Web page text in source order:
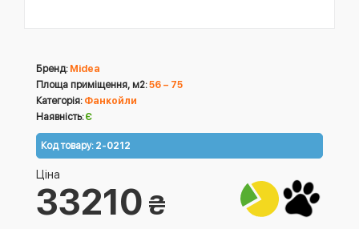
Бренд: Midea
Площа приміщення, м2:56 – 75
Категорія: Фанкойли
Наявність:Є
Код товару: 2-0212
Ціна
33210 ₴